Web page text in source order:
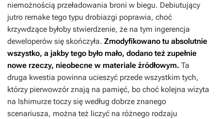
niemożnością przeładowania broni w biegu. Debiutujący
jutro remake tego typu drobiazgi poprawia, choć
krzywdzące byłoby stwierdzenie, że na tym ingerencja
deweloperów się skończyła. Zmodyfikowano tu absolutnie
wszystko, a jakby tego było mało, dodano też zupełnie
nowe rzeczy, nieobecne w materiale źródłowym. Ta
druga kwestia powinna ucieszyć przede wszystkim tych,
którzy pierwowzór znają na pamięć, bo choć kolejna wizyta
na Ishimurze toczy się według dobrze znanego
scenariusza, można też liczyć na różnego rodzaju